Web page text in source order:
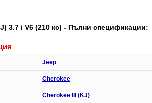
3.7 i V6 (210 кс) - Пълни спецификации:
Jeep
Cherokee
Cherokee III (KJ)